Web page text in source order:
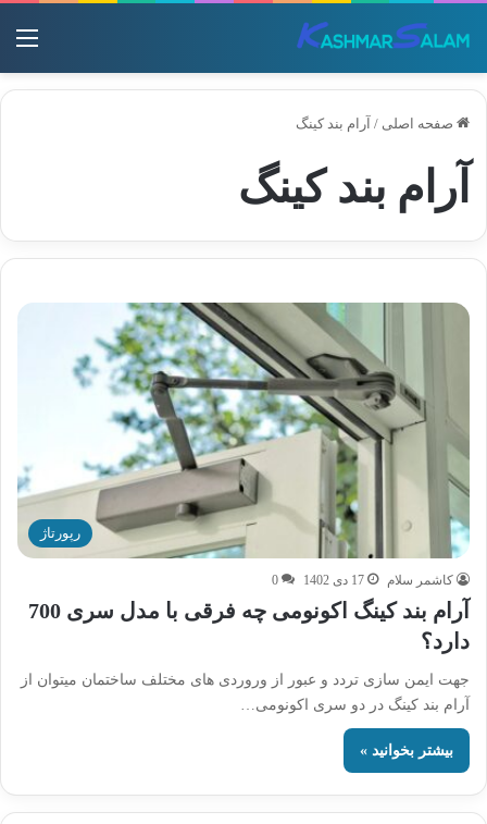
صفحه اصلی / آرام بند کینگ
آرام بند کینگ
رپورتاژ
کاشمر سلام 17 دی 1402 0
آرام بند کینگ اکونومی چه فرقی با مدل سری 700
دارد؟
جهت ایمن سازی تردد و عبور از وروردی های مختلف ساختمان میتوان از
آرام بند کینگ در دو سری اکونومی…
بیشتر بخوانید »